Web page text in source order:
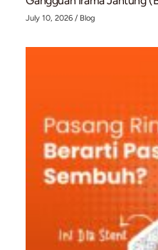
July 10, 2026/Blog